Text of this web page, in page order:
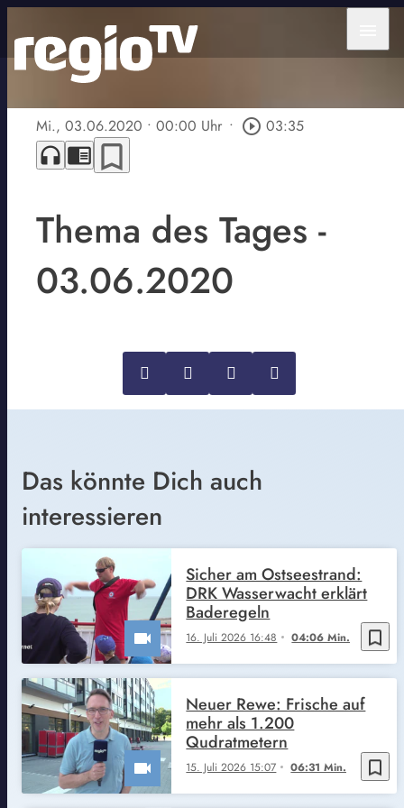
Mi., 03.06.2020 • 00:00 Uhr • play_circle_outline 03:35
headphones chrome_reader_mode bookmark_border
Thema des Tages -
03.06.2020
Das könnte Dich auch
interessieren
bookmark_border
16. Juli 2026 16:48 04:06 Min.
Sicher am Ostseestrand:
DRK Wasserwacht erklärt
Baderegeln
bookmark_border
15. Juli 2026 15:07 06:31 Min.
Neuer Rewe: Frische auf
mehr als 1.200
Qudratmetern